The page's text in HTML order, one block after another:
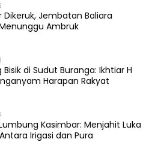
Dikeruk, Jembatan Baliara
Ambruk
di Sudut Buranga: Ikhtiar H
Harapan Rakyat
Kasimbar: Menjahit Luka
Irigasi dan Pura